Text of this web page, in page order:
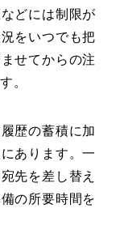
どには制限が
をいつでも把
せてからの注
。
歴の蓄積に加
あります。一
先を差し替え
の所要時間を